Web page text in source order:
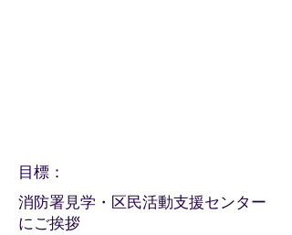
​目標：
消防署見学・区民活動支援センター
にご挨拶